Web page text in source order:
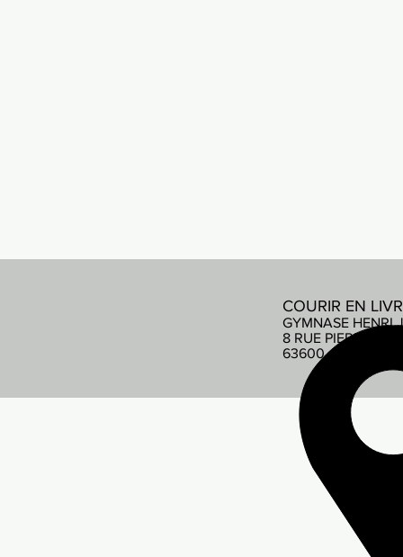
COURIR EN
GYMNASE HENRI
8 RUE PIERRE DE
63600 AMBERT